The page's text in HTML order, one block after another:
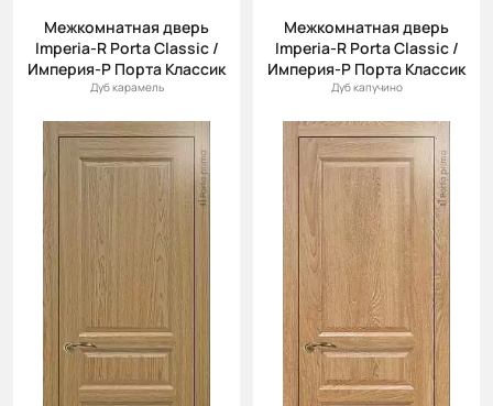
Межкомнатная дверь
Imperia-R Porta Classic /
Империя-Р Порта Классик
Дуб карамель
Межкомнатная дверь
Imperia-R Porta Classic /
Империя-Р Порта Классик
Дуб капучино